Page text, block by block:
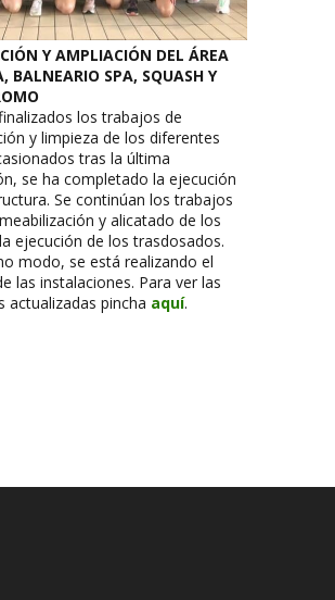
Y AMPLIACIÓN DEL ÁREA
BALNEARIO SPA, SQUASH Y
los trabajos de
y limpieza de los diferentes
tras la última
se ha completado la ejecución
Se continúan los trabajos
y alicatado de los
ejecución de los trasdosados.
modo, se está realizando el
las instalaciones. Para ver las
actualizadas pincha aquí.